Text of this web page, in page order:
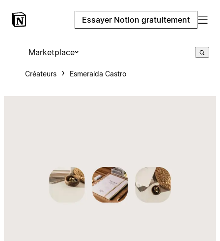
Essayer Notion gratuitement
Marketplace
Créateurs Esmeralda Castro